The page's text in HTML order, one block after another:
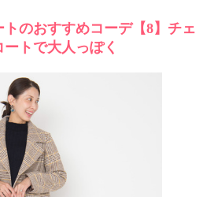
のおすすめコーデ【8】チェ
トで大人っぽく